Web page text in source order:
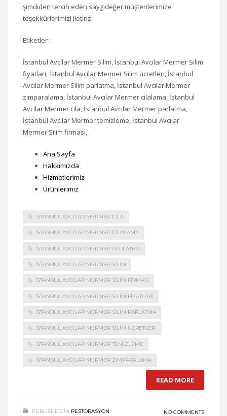
şimdiden tercih eden saygıdeğer müşterilerimize
teşekkürlerimizi iletiriz.
Etiketler :
İstanbul Avcılar Mermer Silim, İstanbul Avcılar Mermer Silim
fiyatları, İstanbul Avcılar Mermer Silim ücretleri, İstanbul
Avcılar Mermer Silim parlatma, İstanbul Avcılar Mermer
zımparalama, İstanbul Avcılar Mermer cilalama, İstanbul
Avcılar Mermer cila, İstanbul Avcılar Mermer parlatma,
İstanbul Avcılar Mermer temizleme, İstanbul Avcılar
Mermer Silim firması,
Ana Sayfa
Hakkımızda
Hizmetlerimiz
Ürünlerimiz
İSTANBUL AVCILAR MERMER CILA
İSTANBUL AVCILAR MERMER CILALAMA
İSTANBUL AVCILAR MERMER PARLATMA
İSTANBUL AVCILAR MERMER SILIM
İSTANBUL AVCILAR MERMER SILIM FIRMASI
İSTANBUL AVCILAR MERMER SILIM FIYATLARI
İSTANBUL AVCILAR MERMER SILIM PARLATMA
İSTANBUL AVCILAR MERMER SILIM ÜCRETLERI
İSTANBUL AVCILAR MERMER TEMIZLEME
İSTANBUL AVCILAR MERMER ZIMPARALAMA
READ MORE
PUBLISHED IN RESTORASYON NO COMMENTS